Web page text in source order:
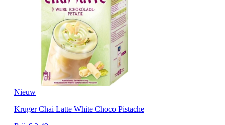
Nieuw
Kruger Chai Latte White Choco Pistache